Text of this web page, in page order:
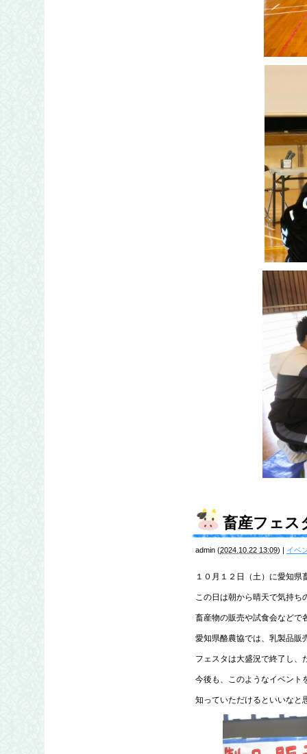
畜産フェス
admin (2024.10.22 13:09) | イベ
１０月１２日（土）に愛知
この日は朝から晴天で気持
畜産物の販売や試食会などで
愛知県酪農協では、乳製品販
フェスタは大盛況で終了し、
今後も、このようなイベント
知っていただけるといいなと